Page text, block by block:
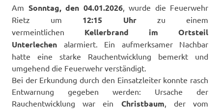
Am Sonntag, den 04.01.2026, wurde die Feuerwehr
Rietz um 12:15 Uhrzu einem
vermeintlichen Kellerbrand im Ortsteil
Unterlechen alarmiert. Ein aufmerksamer Nachbar
hatte eine starke Rauchentwicklung bemerkt und
umgehend die Feuerwehr verständigt.
Bei der Erkundung durch den Einsatzleiter konnte rasch
Entwarnung gegeben werden: Ursache der
Rauchentwicklung war ein Christbaum, der vom